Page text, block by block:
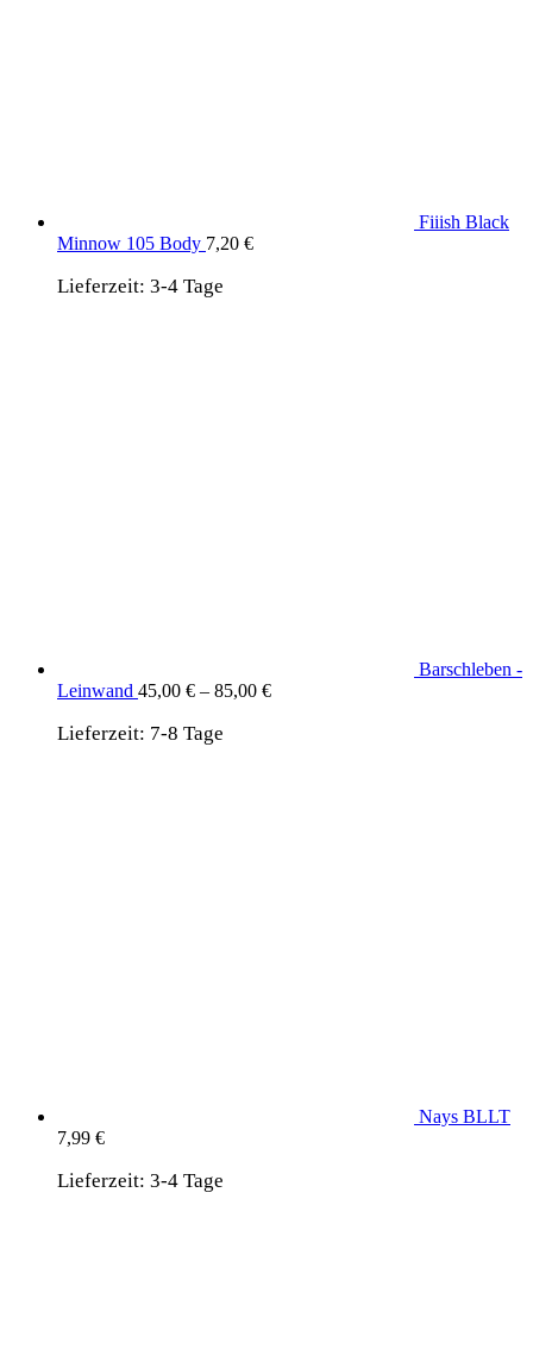
Fiiish Black
Minnow 105 Body 7,20 €
Lieferzeit: 3-4 Tage
Barschleben -
Leinwand 45,00 € – 85,00 €
Lieferzeit: 7-8 Tage
Nays BLLT
7,99 €
Lieferzeit: 3-4 Tage